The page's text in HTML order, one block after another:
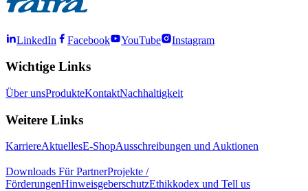
LinkedIn Facebook YouTube Instagram
Wichtige Links
Über unsProdukteKontaktNachhaltigkeit
Weitere Links
KarriereAktuellesE-ShopAusschreibungen und Auktionen
Downloads Für PartnerProjekte /
FörderungenHinweisgeberschutzEthikkodex und Tell us